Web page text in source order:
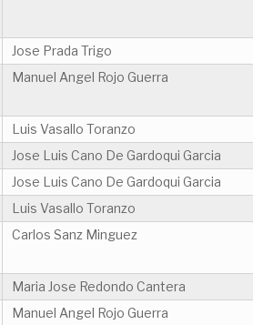
Jose Prada Trigo
Manuel Angel Rojo Guerra
Luis Vasallo Toranzo
Jose Luis Cano De Gardoqui Garcia
Jose Luis Cano De Gardoqui Garcia
Luis Vasallo Toranzo
Carlos Sanz Minguez
Maria Jose Redondo Cantera
Manuel Angel Rojo Guerra